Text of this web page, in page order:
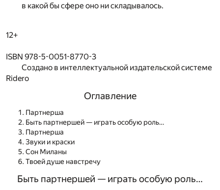
в какой бы сфере оно ни складывалось.
12+
ISBN 978-5-0051-8770-3
Создано в интеллектуальной издательской системе
Ridero
Оглавление
Партнерша
Быть партнершей — играть особую роль…
Партнерша
Звуки и краски
Сон Миланы
Твоей душе навстречу
Быть партнершей — играть особую роль…